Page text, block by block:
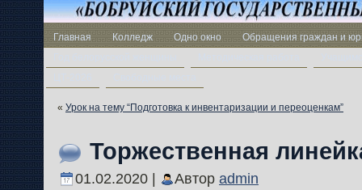
Главная Колледж Одно окно
Обращения граждан и
« Урок на тему “Подготовка к инвентаризации и переоценкам”
Торжественная
01.02.2020 | Автор admin